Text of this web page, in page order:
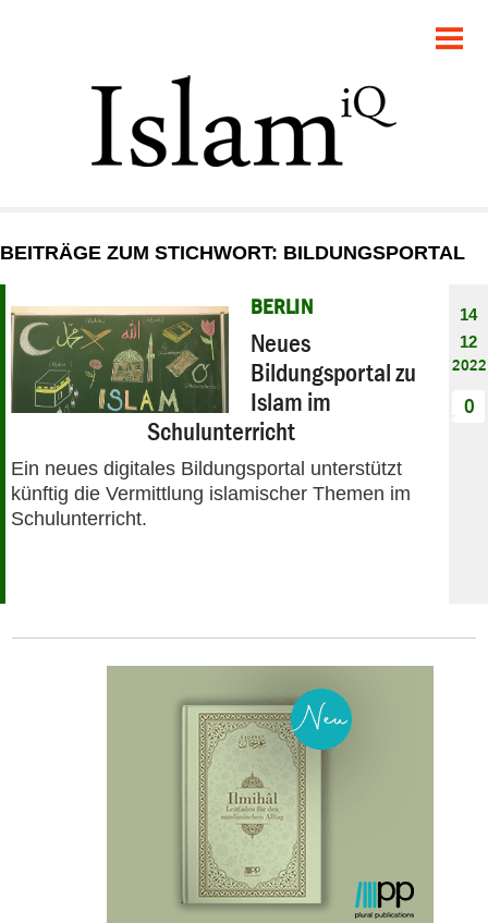
GESELLSCHAFT
STARTSEITE
DEBATTE
PANORAMA
BEITRÄGE ZUM STICHWORT: BILDUNGSPORTAL
BERLIN
Neues
Bildungsportal zu
Islam im
Schulunterricht
Ein neues digitales Bildungsportal unterstützt
künftig die Vermittlung islamischer Themen im
Schulunterricht.
14
12
2022
0